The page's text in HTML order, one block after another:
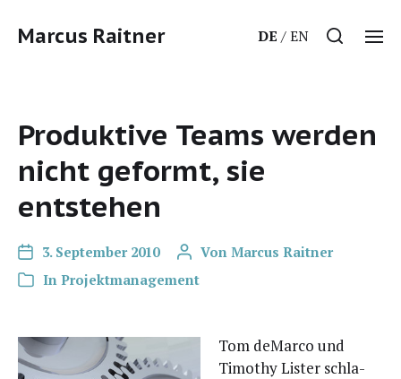
Marcus Raitner DE EN
Produktive Teams werden
nicht geformt, sie
entstehen
3. September 2010 Von Marcus Raitner
In Projektmanagement
Tom deMar­co und
Timo­thy Lis­ter schla­